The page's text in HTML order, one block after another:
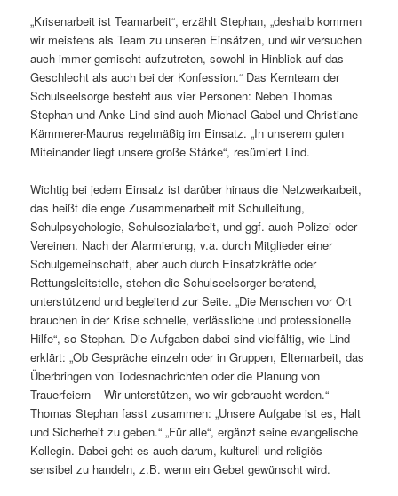
„Krisenarbeit ist Teamarbeit“, erzählt Stephan, „deshalb kommen
wir meistens als Team zu unseren Einsätzen, und wir versuchen
auch immer gemischt aufzutreten, sowohl in Hinblick auf das
Geschlecht als auch bei der Konfession.“ Das Kernteam der
Schulseelsorge besteht aus vier Personen: Neben Thomas
Stephan und Anke Lind sind auch Michael Gabel und Christiane
Kämmerer-Maurus regelmäßig im Einsatz. „In unserem guten
Miteinander liegt unsere große Stärke“, resümiert Lind.
Wichtig bei jedem Einsatz ist darüber hinaus die Netzwerkarbeit,
das heißt die enge Zusammenarbeit mit Schulleitung,
Schulpsychologie, Schulsozialarbeit, und ggf. auch Polizei oder
Vereinen. Nach der Alarmierung, v.a. durch Mitglieder einer
Schulgemeinschaft, aber auch durch Einsatzkräfte oder
Rettungsleitstelle, stehen die Schulseelsorger beratend,
unterstützend und begleitend zur Seite. „Die Menschen vor Ort
brauchen in der Krise schnelle, verlässliche und professionelle
Hilfe“, so Stephan. Die Aufgaben dabei sind vielfältig, wie Lind
erklärt: „Ob Gespräche einzeln oder in Gruppen, Elternarbeit, das
Überbringen von Todesnachrichten oder die Planung von
Trauerfeiern – Wir unterstützen, wo wir gebraucht werden.“
Thomas Stephan fasst zusammen: „Unsere Aufgabe ist es, Halt
und Sicherheit zu geben.“ „Für alle“, ergänzt seine evangelische
Kollegin. Dabei geht es auch darum, kulturell und religiös
sensibel zu handeln, z.B. wenn ein Gebet gewünscht wird.